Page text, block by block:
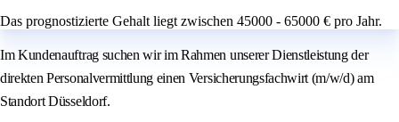
Das prognostizierte Gehalt liegt zwischen 45000 - 65000 € pro Jahr.
Im Kundenauftrag suchen wir im Rahmen unserer Dienstleistung der
direkten Personalvermittlung einen Versicherungsfachwirt (m/w/d) am
Standort Düsseldorf.